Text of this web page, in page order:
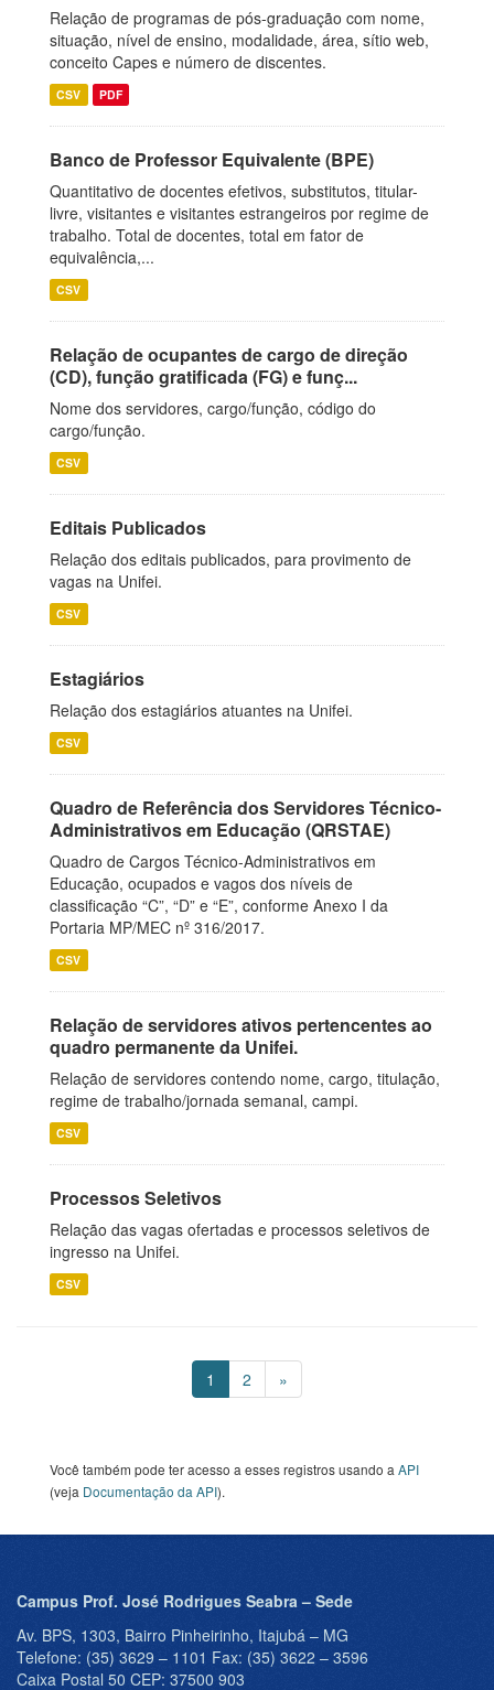
Relação de programas de pós-graduação com nome,
situação, nível de ensino, modalidade, área, sítio web,
conceito Capes e número de discentes.
CSV PDF
Banco de Professor Equivalente (BPE)
Quantitativo de docentes efetivos, substitutos, titular-
livre, visitantes e visitantes estrangeiros por regime de
trabalho. Total de docentes, total em fator de
equivalência,...
CSV
Relação de ocupantes de cargo de direção
(CD), função gratificada (FG) e funç...
Nome dos servidores, cargo/função, código do
cargo/função.
CSV
Editais Publicados
Relação dos editais publicados, para provimento de
vagas na Unifei.
CSV
Estagiários
Relação dos estagiários atuantes na Unifei.
CSV
Quadro de Referência dos Servidores Técnico-
Administrativos em Educação (QRSTAE)
Quadro de Cargos Técnico-Administrativos em
Educação, ocupados e vagos dos níveis de
classificação “C”, “D” e “E”, conforme Anexo I da
Portaria MP/MEC nº 316/2017.
CSV
Relação de servidores ativos pertencentes ao
quadro permanente da Unifei.
Relação de servidores contendo nome, cargo, titulação,
regime de trabalho/jornada semanal, campi.
CSV
Processos Seletivos
Relação das vagas ofertadas e processos seletivos de
ingresso na Unifei.
CSV
1 2 »
Você também pode ter acesso a esses registros usando a API
(veja Documentação da API).
Campus Prof. José Rodrigues Seabra – Sede
Av. BPS, 1303, Bairro Pinheirinho, Itajubá – MG
Telefone: (35) 3629 – 1101 Fax: (35) 3622 – 3596
Caixa Postal 50 CEP: 37500 903